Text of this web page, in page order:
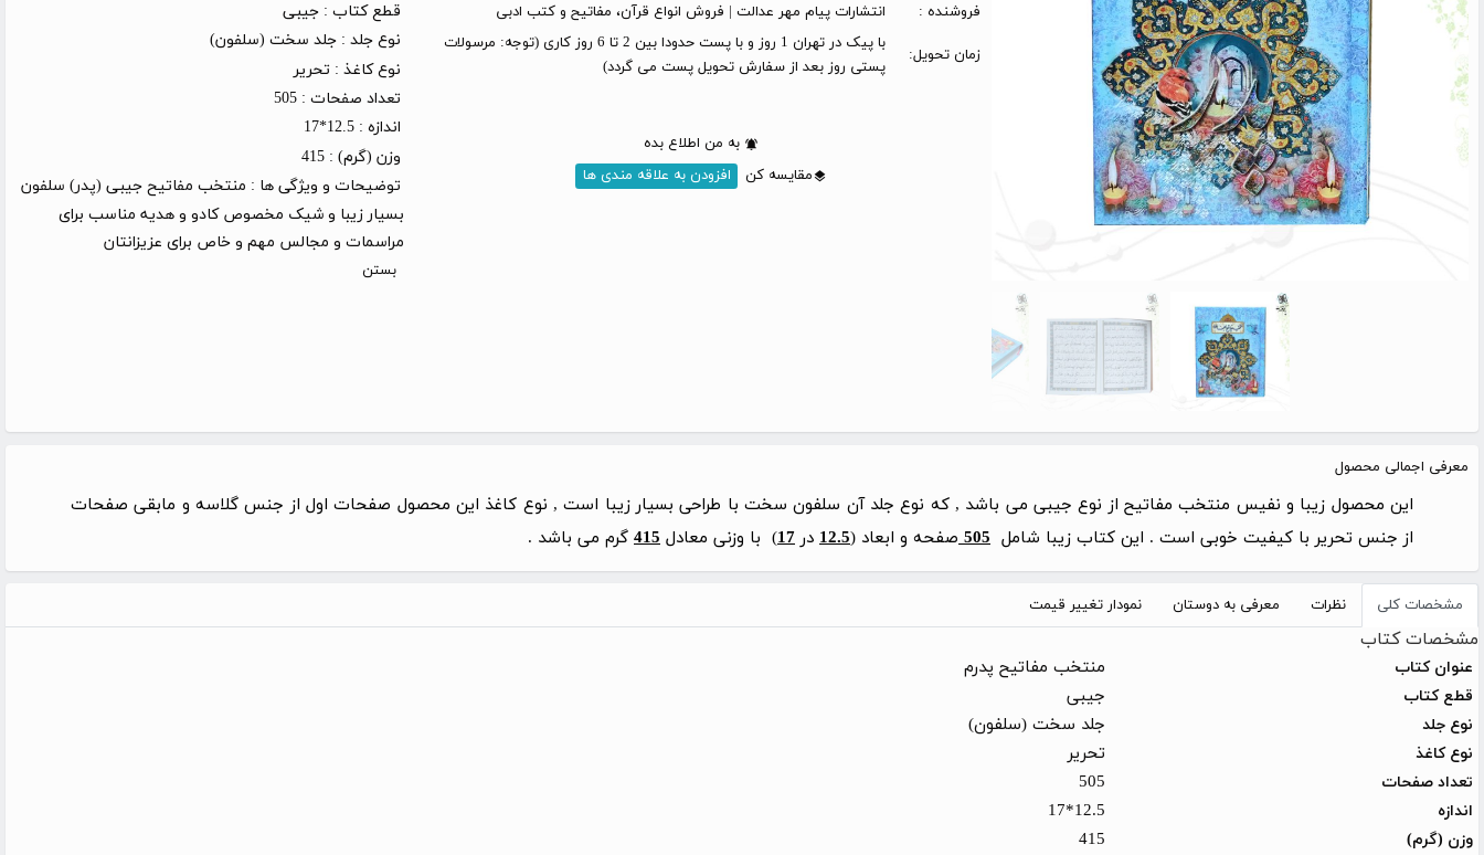
فروشنده : انتشارات پیام مهر عدالت | فروش انواع قرآن، مفاتیح و کتب ادبی
زمان تحویل:
با پیک در تهران 1 روز و با پست حدودا بین 2 تا 6 روز کاری (توجه: مرسولات
پستی روز بعد از سفارش تحویل پست می گردد)
به من اطلاع بده
مقایسه کن
افزودن به علاقه مندی ها
قطع کتاب :جیبی
نوع جلد :جلد سخت (سلفون)
نوع کاغذ : تحریر
تعداد صفحات :505
اندازه :12.5*17
وزن (گرم) :415
توضیحات و ویژگی ها : منتخب مفاتیح جیبی (پدر) سلفون
بسیار زیبا و شیک مخصوص کادو و هدیه مناسب برای
مراسمات و مجالس مهم و خاص برای عزیزانتان
بستن
معرفی اجمالی محصول
این محصول زیبا و نفیس منتخب مفاتیح از نوع جیبی می باشد , که نوع جلد آن سلفون سخت با طراحی بسیار زیبا است , نوع کاغذ این محصول صفحات اول از جنس گلاسه و مابقی صفحات
از جنس تحریر با کیفیت خوبی است . این کتاب زیبا شامل 505 صفحه و ابعاد (12.5 در 17) با وزنی معادل 415 گرم می باشد .
مشخصات کلی نظرات معرفی به دوستان نمودار تغییر قیمت
مشخصات کتاب
عنوان کتاب منتخب مفاتیح پدرم
قطع کتاب جیبی
نوع جلد جلد سخت (سلفون)
نوع کاغذ تحریر
تعداد صفحات 505
اندازه 12.5*17
وزن (گرم) 415